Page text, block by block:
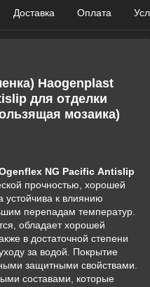
Доставка Оплата
Haogenplast
для отделки
мозаика)
NG Pacific Antislip
прочностью, хорошей
устойчива к влиянию
перепадам температур.
обладает хорошей
в достаточной степени
за водой. Покрытие
защитными свойствами.
составами, которые